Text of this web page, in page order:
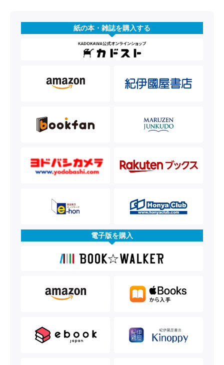
紙の本・雑誌を購入する
電子版を購入